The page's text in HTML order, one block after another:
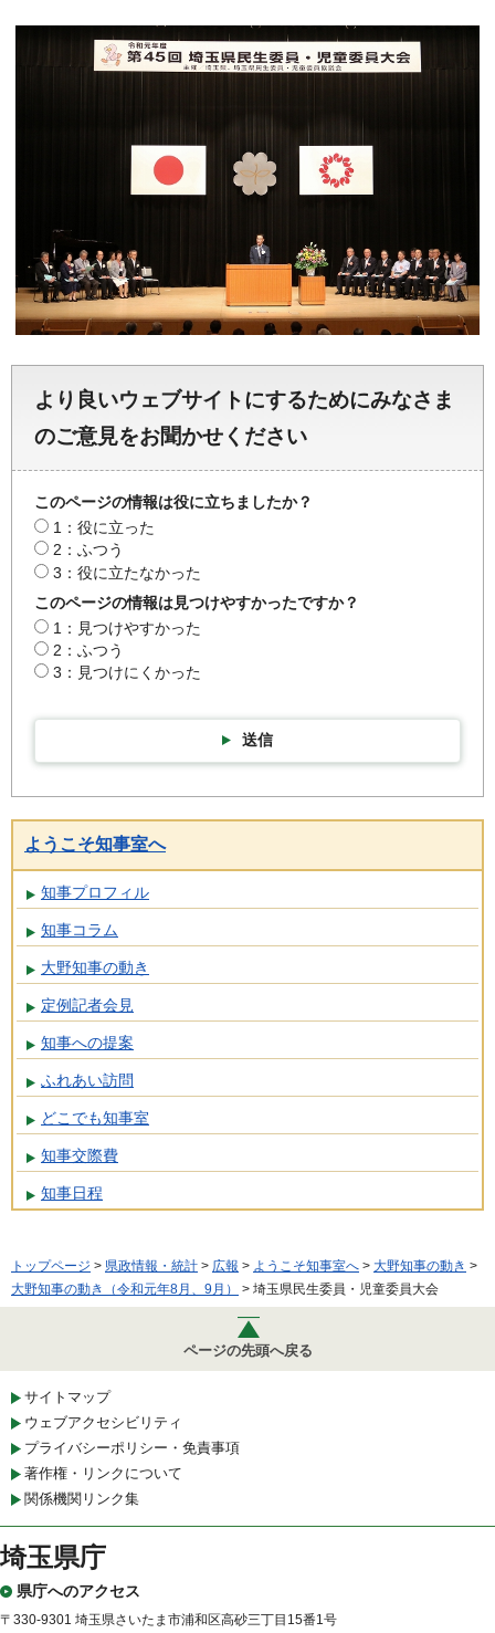
より良いウェブサイトにするためにみなさま
のご意見をお聞かせください
このページの情報は役に立ちましたか？
1：役に立った
2：ふつう
3：役に立たなかった
このページの情報は見つけやすかったですか？
1：見つけやすかった
2：ふつう
3：見つけにくかった
送信
ようこそ知事室へ
知事プロフィル
知事コラム
大野知事の動き
定例記者会見
知事への提案
ふれあい訪問
どこでも知事室
知事交際費
知事日程
トップページ > 県政情報・統計 > 広報 > ようこそ知事室へ > 大野知事の動き >
大野知事の動き（令和元年8月、9月）
> 埼玉県民生委員・児童委員大会
ページの先頭へ戻る
サイトマップ
ウェブアクセシビリティ
プライバシーポリシー・免責事項
著作権・リンクについて
関係機関リンク集
埼玉県庁
県庁へのアクセス
〒330-9301 埼玉県さいたま市浦和区高砂三丁目15番1号